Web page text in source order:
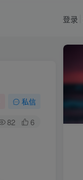
登录
私信
82 6